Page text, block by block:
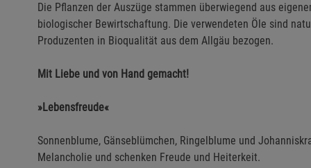
Die Pflanzen der Auszüge stammen überwiegend aus
biologischer Bewirtschaftung. Die verwendeten Öle sind
Produzenten in Bioqualität aus dem Allgäu bezogen.
Mit Liebe und von Hand gemacht!
»Lebensfreude«
Sonnenblume, Gänseblümchen, Ringelblume und
Melancholie und schenken Freude und Heiterkeit.